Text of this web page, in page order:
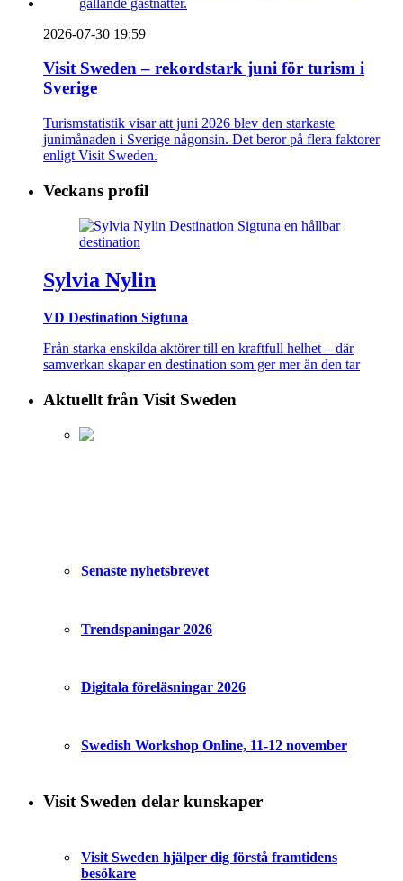
2026-07-30 19:59
Visit Sweden – rekordstark juni för turism i
Sverige
Turismstatistik visar att juni 2026 blev den starkaste
junimånaden i Sverige någonsin. Det beror på flera faktorer
enligt Visit Sweden.
Veckans profil
Sylvia Nylin
VD Destination Sigtuna
Från starka enskilda aktörer till en kraftfull helhet – där
samverkan skapar en destination som ger mer än den tar
Aktuellt från Visit Sweden
Senaste nyhetsbrevet
Trendspaningar 2026
Digitala föreläsningar 2026
Swedish Workshop Online, 11-12 november
Visit Sweden delar kunskaper
Visit Sweden hjälper dig förstå framtidens
besökare